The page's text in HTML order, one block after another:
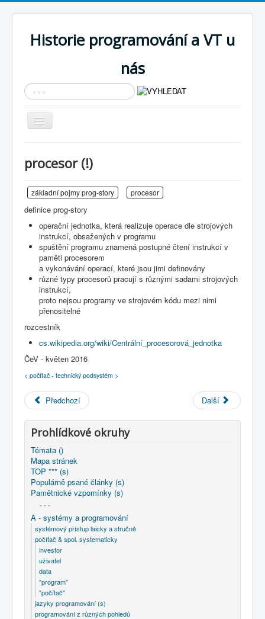
Historie programování a VT u
nás
Vyhledávání...
Přepnout
navigaci
Cíle expozice
PRŮVODCE EXPOZICÍ
Současnost SW a IT
KNIHOVNA
Historické počítače
COBOL
O nás
Úvod
počítač & spol. systematicky
procesor (!)
procesor (!)
základní pojmy prog-story procesor
definice prog-story
operační jednotka, která realizuje operace dle strojových
instrukcí, obsažených v programu
spuštění programu znamená postupné čtení instrukcí v
paměti procesorem
a vykonávání operací, které jsou jimi definovány
různé typy procesorů pracují s různými sadami strojových
instrukcí,
proto nejsou programy ve strojovém kódu mezi nimi
přenositelné
rozcestník
cs.wikipedia.org/wiki/Centrální_procesorová_jednotka
ČeV - květen 2016
< počítač - technický podsystém >
Předchozí Další
Prohlídkové okruhy
Témata ()
Mapa stránek
TOP *** (s)
Populárně psané články (s)
Pamětnické vzpomínky (s)
- - -
A - systémy a programování
systémový přístup laicky a stručně
počítač & spol. systematicky
investor
uživatel
data
"program"
"počítač"
jazyky programování (s)
programování z různých pohledů